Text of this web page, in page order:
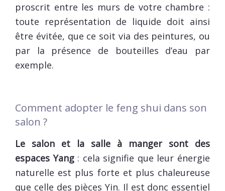
proscrit entre les murs de votre chambre :
toute représentation de liquide doit ainsi
être évitée, que ce soit via des peintures, ou
par la présence de bouteilles d’eau par
exemple.
Comment adopter le feng shui dans son
salon ?
Le salon et la salle à manger sont des
espaces Yang: cela signifie que leur énergie
naturelle est plus forte et plus chaleureuse
que celle des pièces Yin. Il est donc essentiel